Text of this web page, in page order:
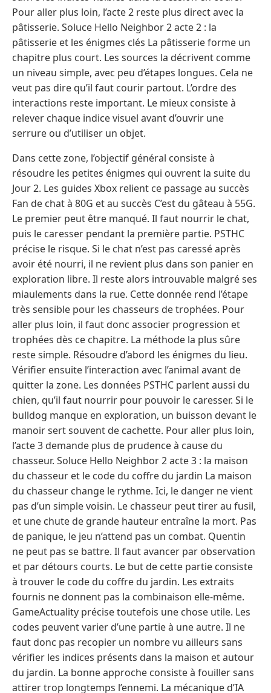
Pour aller plus loin, l’acte 2 reste plus direct avec la
pâtisserie. Soluce Hello Neighbor 2 acte 2 : la
pâtisserie et les énigmes clés La pâtisserie forme un
chapitre plus court. Les sources la décrivent comme
un niveau simple, avec peu d’étapes longues. Cela ne
veut pas dire qu’il faut courir partout. L’ordre des
interactions reste important. Le mieux consiste à
relever chaque indice visuel avant d’ouvrir une
serrure ou d’utiliser un objet.
Dans cette zone, l’objectif général consiste à
résoudre les petites énigmes qui ouvrent la suite du
Jour 2. Les guides Xbox relient ce passage au succès
Fan de chat à 80G et au succès C’est du gâteau à 55G.
Le premier peut être manqué. Il faut nourrir le chat,
puis le caresser pendant la première partie. PSTHC
précise le risque. Si le chat n’est pas caressé après
avoir été nourri, il ne revient plus dans son panier en
exploration libre. Il reste alors introuvable malgré ses
miaulements dans la rue. Cette donnée rend l’étape
très sensible pour les chasseurs de trophées. Pour
aller plus loin, il faut donc associer progression et
trophées dès ce chapitre. La méthode la plus sûre
reste simple. Résoudre d’abord les énigmes du lieu.
Vérifier ensuite l’interaction avec l’animal avant de
quitter la zone. Les données PSTHC parlent aussi du
chien, qu’il faut nourrir pour pouvoir le caresser. Si le
bulldog manque en exploration, un buisson devant le
manoir sert souvent de cachette. Pour aller plus loin,
l’acte 3 demande plus de prudence à cause du
chasseur. Soluce Hello Neighbor 2 acte 3 : la maison
du chasseur et le code du coffre du jardin La maison
du chasseur change le rythme. Ici, le danger ne vient
pas d’un simple voisin. Le chasseur peut tirer au fusil,
et une chute de grande hauteur entraîne la mort. Pas
de panique, le jeu n’attend pas un combat. Quentin
ne peut pas se battre. Il faut avancer par observation
et par détours courts. Le but de cette partie consiste
à trouver le code du coffre du jardin. Les extraits
fournis ne donnent pas la combinaison elle-même.
GameActuality précise toutefois une chose utile. Les
codes peuvent varier d’une partie à une autre. Il ne
faut donc pas recopier un nombre vu ailleurs sans
vérifier les indices présents dans la maison et autour
du jardin. La bonne approche consiste à fouiller sans
attirer trop longtemps l’ennemi. La mécanique d’IA